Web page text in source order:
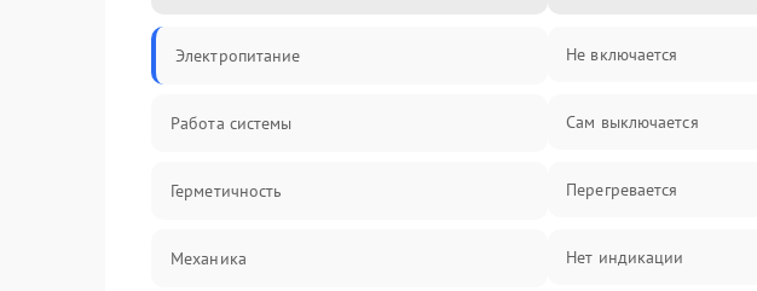
Электропитание
Работа системы
Герметичность
Механика
Не включается
Сам выключается
Перегревается
Нет индикации